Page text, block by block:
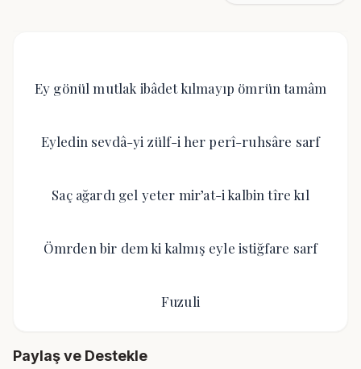
Ey gönül mutlak ibâdet kılmayıp ömrün tamâm
Eyledin sevdâ-yi zülf-i her perî-ruhsâre sarf
Saç ağardı gel yeter mir’at-i kalbin tîre kıl
Ömrden bir dem ki kalmış eyle istiğfare sarf
Fuzuli
Paylaş ve Destekle